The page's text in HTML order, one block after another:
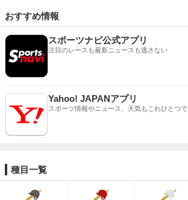
おすすめ情報
スポーツナビ公式アプリ
注目のレースも最新ニュースも逃さない
Yahoo! JAPANアプリ
スポーツ情報やニュース、天気もこれひとつで
種目一覧